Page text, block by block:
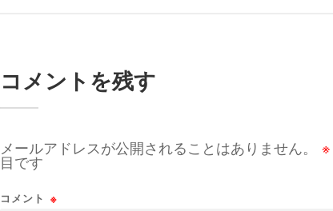
コメントを残す
メールアドレスが公開されることはありません。 ※
目です
コメント ※